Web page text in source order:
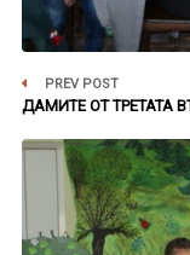
PREV POST
ДАМИТЕ ОТ ТРЕТАТА